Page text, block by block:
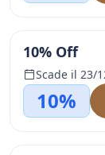
10% Off
Scade il 23/
10%